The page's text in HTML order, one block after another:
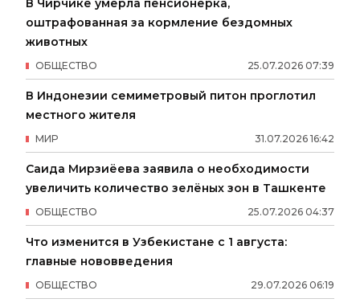
В Чирчике умерла пенсионерка,
оштрафованная за кормление бездомных
животных
25.07.2026 07:39
ОБЩЕСТВО
В Индонезии семиметровый питон проглотил
местного жителя
31.07.2026 16:42
МИР
Саида Мирзиёева заявила о необходимости
увеличить количество зелёных зон в Ташкенте
25.07.2026 04:37
ОБЩЕСТВО
Что изменится в Узбекистане с 1 августа:
главные нововведения
29.07.2026 06:19
ОБЩЕСТВО